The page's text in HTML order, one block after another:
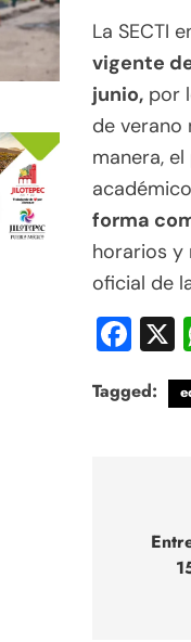
La SECTI
vigente
junio, por
de verano
manera,
forma
horarios y
oficial de
Tagged: